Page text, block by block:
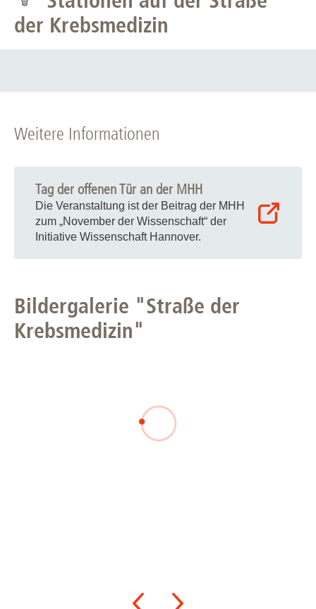
der Krebsmedizin
Weitere Informationen
Tag der offenen Tür an der MHH
Die Veranstaltung ist der Beitrag der MHH
zum „November der Wissenschaft“ der
Initiative Wissenschaft Hannover.
Bildergalerie "Straße der
Krebsmedizin"